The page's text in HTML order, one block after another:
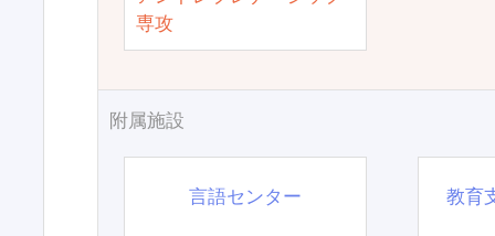
専攻
附属施設
言語センター 教育